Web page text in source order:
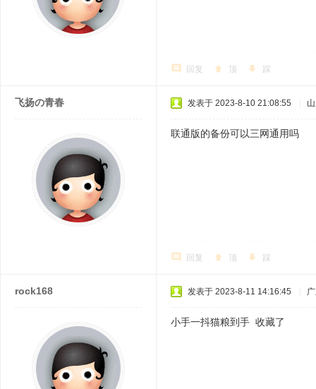
回复 顶 踩
飞扬の青春 发表于 2023-8-10 21:08:55
联通版的备份可以三网通用吗
回复 顶 踩
rock168 发表于 2023-8-11 14:16:45
小手一抖猫粮到手 收藏了